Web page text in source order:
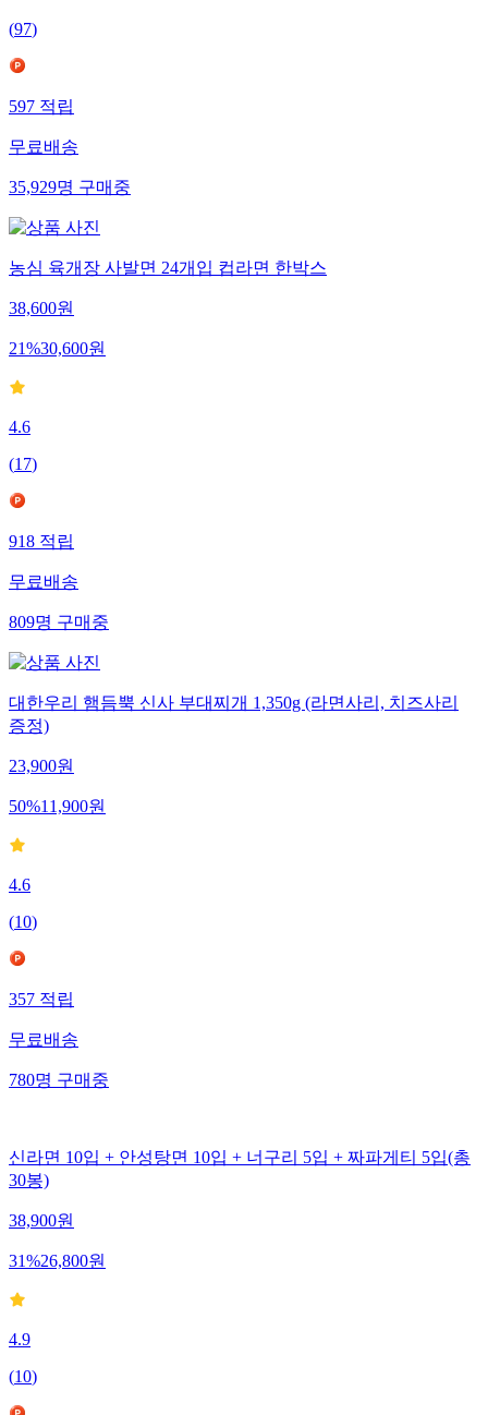
(97)
597 적립
무료배송
35,929명 구매중
농심 육개장 사발면 24개입 컵라면 한박스
38,600원
21%30,600원
4.6
(17)
918 적립
무료배송
809명 구매중
대한우리 햄듬뿍 신사 부대찌개 1,350g (라면사리, 치즈사리
증정)
23,900원
50%11,900원
4.6
(10)
357 적립
무료배송
780명 구매중
신라면 10입 + 안성탕면 10입 + 너구리 5입 + 짜파게티 5입(총
30봉)
38,900원
31%26,800원
4.9
(10)